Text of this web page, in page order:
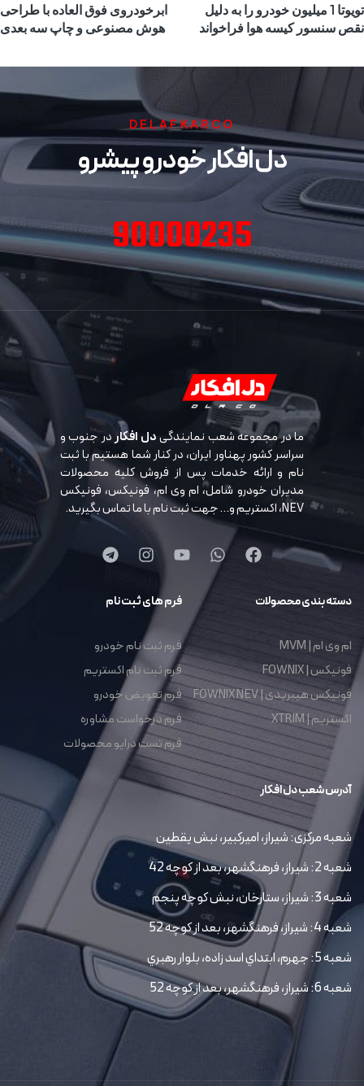
تویوتا 1 میلیون خودرو را به دلیل
نقص سنسور کیسه هوا فراخواند
ابرخودروی فوق العاده با طراحی
هوش مصنوعی و چاپ سه بعدی
DELAFKARCO
دل افکار خودرو پیشرو
90000235
ما در مجموعه شعب نمایندگیدل افکاردر جنوب و
سراسر کشور پهناور ایران، در کنار شما هستیم با ثبت
نام و ارائه خدمات پس از فروش کلیه محصولات
مدیران خودرو شامل، ام وی ام، فونیکس، فونیکس
NEV، اکستریم و… جهت ثبت نام با ما تماس بگیرید.
دسته بندی محصولات
ام وی ام | MVM
فونیکس | FOWNIX
فونیکس هیبریدی | FOWNIX NEV
اکستریم | XTRIM
فرم های ثبت نام
فرم ثبت نام خودرو
فرم ثبت نام اکستریم
فرم تعویض خودرو
فرم درخواست مشاوره
فرم تست درایو محصولات
آدرس شعب دل افکار
شعبه مرکزی: شیراز، امیرکبیر، نبش یقطین
شعبه 2: شیراز، فرهنگشهر، بعد از کوچه 42
شعبه 3: شیراز، ستارخان، نبش کوچه پنجم
شعبه 4: شیراز، فرهنگشهر، بعد از کوچه 52
شعبه 5: جهرم، ابتداي اسد زاده، بلوار رهبري
شعبه 6: شیراز، فرهنگشهر، بعد از کوچه 52